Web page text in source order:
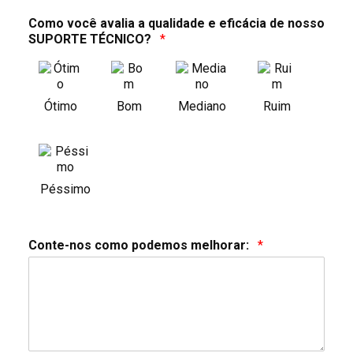
Como você avalia a qualidade e eficácia de nosso
SUPORTE TÉCNICO?
*
Ótimo Bom Mediano Ruim
Péssimo
Conte-nos como podemos melhorar: *